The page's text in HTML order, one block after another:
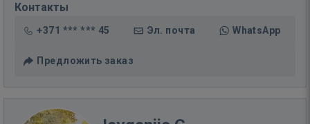
Контакты
+371 *** *** 45 Эл. почта WhatsApp
Предложить заказ